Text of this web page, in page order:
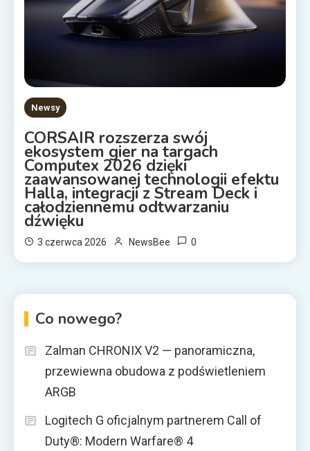
Newsy
CORSAIR rozszerza swój
ekosystem gier na targach
Computex 2026 dzięki
zaawansowanej technologii efektu
Halla, integracji z Stream Deck i
całodziennemu odtwarzaniu
dźwięku
3 czerwca 2026 NewsBee 0
Co nowego?
Zalman CHRONIX V2 — panoramiczna,
przewiewna obudowa z podświetleniem
ARGB
Logitech G oficjalnym partnerem Call of
Duty®: Modern Warfare® 4